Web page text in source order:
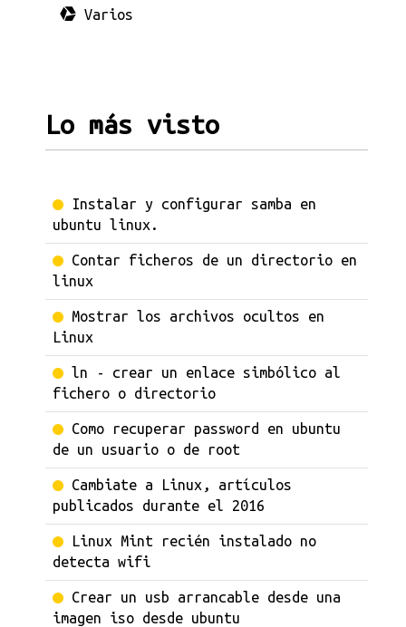
Varios
Lo más visto
Instalar y configurar samba en
ubuntu linux.
Contar ficheros de un directorio en
linux
Mostrar los archivos ocultos en
Linux
ln - crear un enlace simbólico al
fichero o directorio
Como recuperar password en ubuntu
de un usuario o de root
Cambiate a Linux, artículos
publicados durante el 2016
Linux Mint recién instalado no
detecta wifi
Crear un usb arrancable desde una
imagen iso desde ubuntu